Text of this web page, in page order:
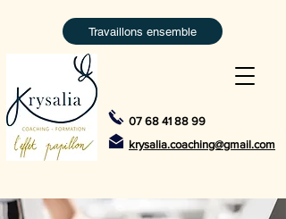
Travaillons ensemble
07 68 41 88 99
krysalia.coaching@gmail.com